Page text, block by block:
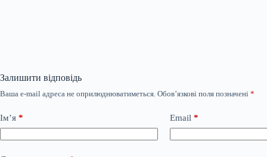
Залишити відповідь
Ваша e-mail адреса не оприлюднюватиметься. Обов’язкові поля позначені *
Ім’я * Email *